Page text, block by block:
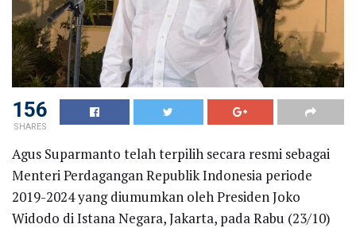
156
SHARES
Agus Suparmanto telah terpilih secara resmi sebagai
Menteri Perdagangan Republik Indonesia periode
2019-2024 yang diumumkan oleh Presiden Joko
Widodo di Istana Negara, Jakarta, pada Rabu (23/10)